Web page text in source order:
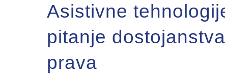
Asistivne
pitanje
prava